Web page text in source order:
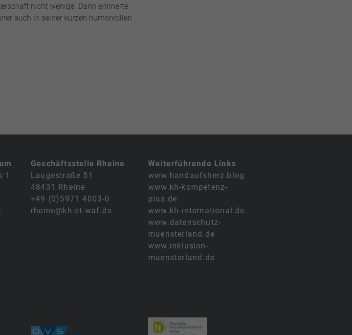
nicht wenige. Darin erinnerte
auch in seiner kurzen humorvollen
1
Geschäftsstelle Rheine
Laugestraße 51
48431 Rheine
+49 (0)5971 4003-0
rheine@kh-st-waf.de
Weiterführende Links
www.handaufsherz.blog
www.kh-kompetenz-
plus.de
www.kh-international.de
www.datenschutz-
muensterland.de
www.inklusion-
muensterland.de